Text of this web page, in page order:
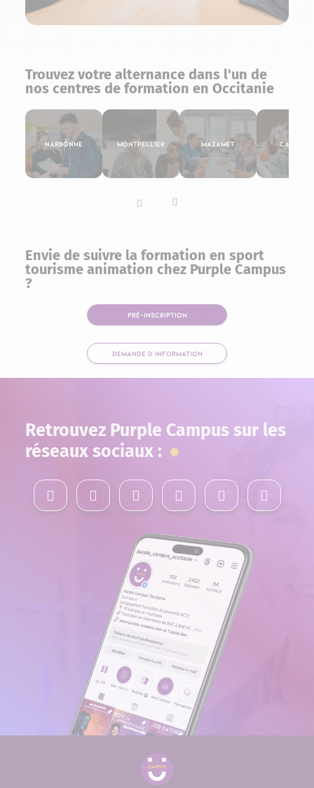
Trouvez votre alternance dans l'un de
nos centres de formation en Occitanie
Slider vers la gauche
Narbonne Montpellier Mazamet Castres
Slider vers la droite
Envie de suivre la formation en sport
tourisme animation chez Purple Campus
?
PRÉ-INSCRIPTION
DEMANDE D'INFORMATION
Retrouvez Purple Campus sur les
réseaux sociaux :